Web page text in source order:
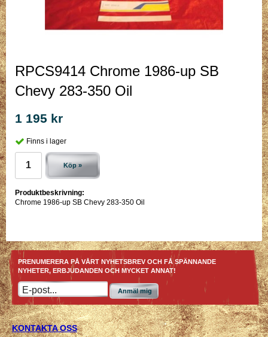
RPCS9414 Chrome 1986-up SB
Chevy 283-350 Oil
1 195 kr
Finns i lager
Köp »
Produktbeskrivning:
Chrome 1986-up SB Chevy 283-350 Oil
PRENUMERERA PÅ VÅRT NYHETSBREV OCH FÅ SPÄNNANDE
NYHETER, ERBJUDANDEN OCH MYCKET ANNAT!
Anmäl mig
KONTAKTA OSS